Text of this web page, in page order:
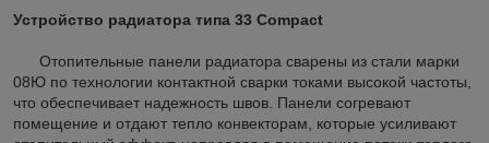
Устройство радиатора типа 33 Compact
Отопительные панели радиатора сварены из стали марки
08Ю по технологии контактной сварки токами высокой частоты,
что обеспечивает надежность швов. Панели согревают
помещение и отдают тепло конвекторам, которые усиливают